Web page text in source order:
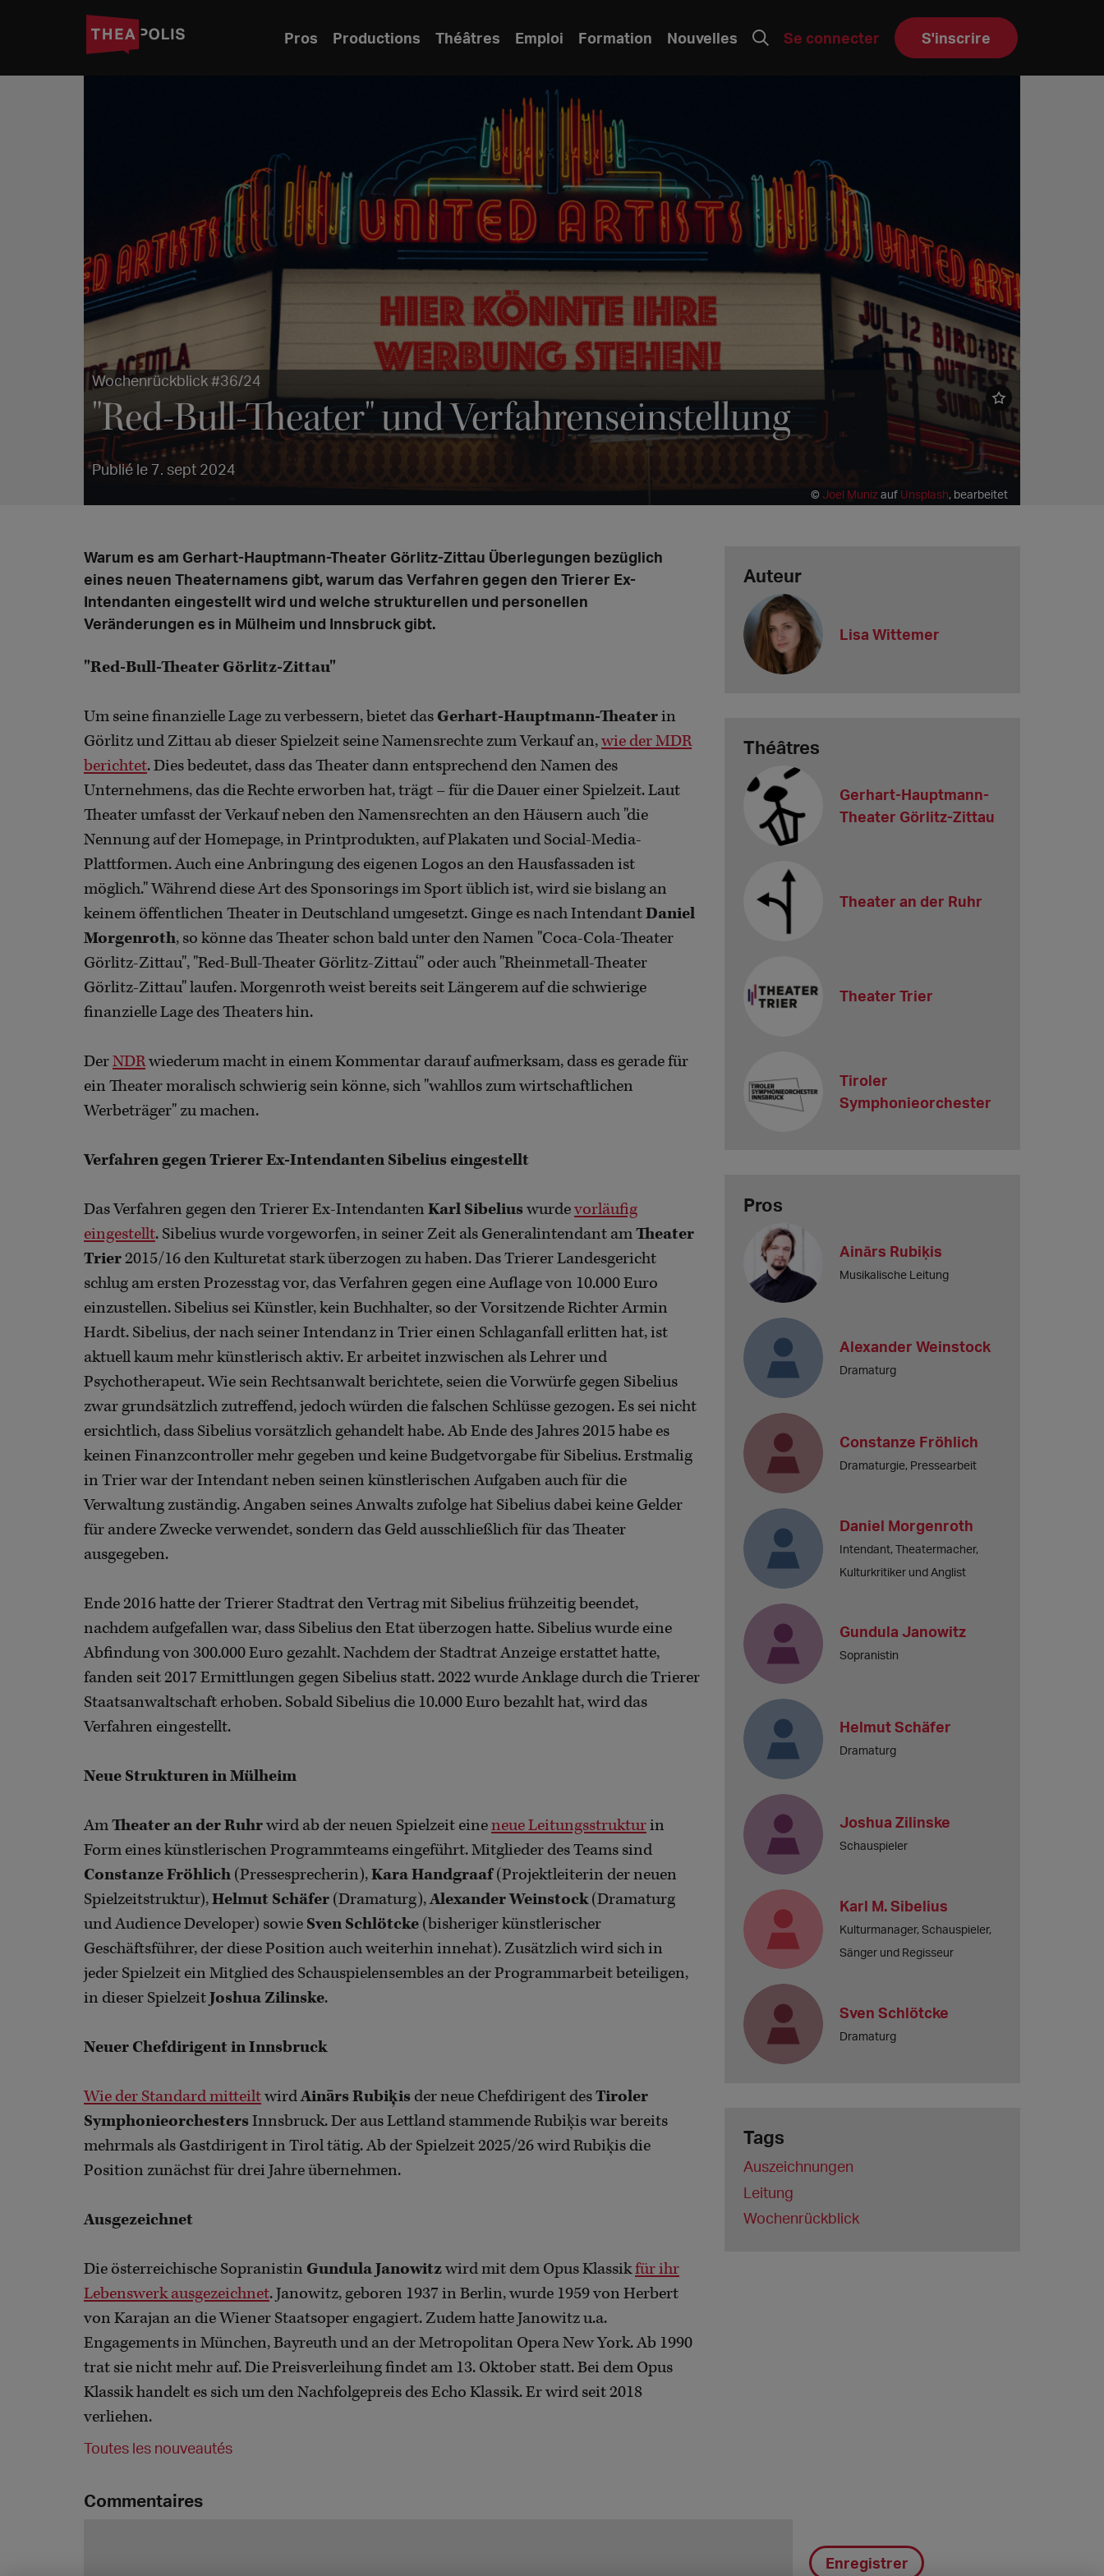
Pros Productions Théâtres Emploi Formation Nouvelles Se connecter S'inscrire
Wochenrückblick #36/24
"Red-Bull-Theater" und Verfahrenseinstellung
Publié le 7. sept 2024
© Joel Muniz auf Unsplash, bearbeitet
Warum es am Gerhart-Hauptmann-Theater Görlitz-Zittau Überlegungen bezüglich
eines neuen Theaternamens gibt, warum das Verfahren gegen den Trierer Ex-
Intendanten eingestellt wird und welche strukturellen und personellen
Veränderungen es in Mülheim und Innsbruck gibt.
"Red-Bull-Theater Görlitz-Zittau"
Um seine finanzielle Lage zu verbessern, bietet das Gerhart-Hauptmann-Theaterin
Görlitz und Zittau ab dieser Spielzeit seine Namensrechte zum Verkauf an,wie der MDR
berichtet. Dies bedeutet, dass das Theater dann entsprechend den Namen des
Unternehmens, das die Rechte erworben hat, trägt – für die Dauer einer Spielzeit. Laut
Theater umfasst der Verkauf neben den Namensrechten an den Häusern auch "die
Nennung auf der Homepage, in Printprodukten, auf Plakaten und Social-Media-
Plattformen. Auch eine Anbringung des eigenen Logos an den Hausfassaden ist
möglich." Während diese Art des Sponsorings im Sport üblich ist, wird sie bislang an
keinem öffentlichen Theater in Deutschland umgesetzt. Ginge es nach IntendantDaniel
Morgenroth, so könne das Theater schon bald unter den Namen "Coca-Cola-Theater
Görlitz-Zittau", "Red-Bull-Theater Görlitz-Zittau‘" oder auch "Rheinmetall-Theater
Görlitz-Zittau" laufen. Morgenroth weist bereits seit Längerem auf die schwierige
finanzielle Lage des Theaters hin.
DerNDRwiederum macht in einem Kommentar darauf aufmerksam, dass es gerade für
ein Theater moralisch schwierig sein könne, sich "wahllos zum wirtschaftlichen
Werbeträger" zu machen.
Verfahren gegen Trierer Ex-Intendanten Sibelius eingestellt
Das Verfahren gegen den Trierer Ex-Intendanten Karl Sibeliuswurdevorläufig
eingestellt. Sibelius wurde vorgeworfen, in seiner Zeit als Generalintendant amTheater
Trier2015/16 den Kulturetat stark überzogen zu haben. Das Trierer Landesgericht
schlug am ersten Prozesstag vor, das Verfahren gegen eine Auflage von 10.000 Euro
einzustellen. Sibelius sei Künstler, kein Buchhalter, so der Vorsitzende Richter Armin
Hardt. Sibelius, der nach seiner Intendanz in Trier einen Schlaganfall erlitten hat, ist
aktuell kaum mehr künstlerisch aktiv. Er arbeitet inzwischen als Lehrer und
Psychotherapeut. Wie sein Rechtsanwalt berichtete, seien die Vorwürfe gegen Sibelius
zwar grundsätzlich zutreffend, jedoch würden die falschen Schlüsse gezogen. Es sei nicht
ersichtlich, dass Sibelius vorsätzlich gehandelt habe. Ab Ende des Jahres 2015 habe es
keinen Finanzcontroller mehr gegeben und keine Budgetvorgabe für Sibelius. Erstmalig
in Trier war der Intendant neben seinen künstlerischen Aufgaben auch für die
Verwaltung zuständig. Angaben seines Anwalts zufolge hat Sibelius dabei keine Gelder
für andere Zwecke verwendet, sondern das Geld ausschließlich für das Theater
ausgegeben.
Ende 2016 hatte der Trierer Stadtrat den Vertrag mit Sibelius frühzeitig beendet,
nachdem aufgefallen war, dass Sibelius den Etat überzogen hatte. Sibelius wurde eine
Abfindung von 300.000 Euro gezahlt. Nachdem der Stadtrat Anzeige erstattet hatte,
fanden seit 2017 Ermittlungen gegen Sibelius statt. 2022 wurde Anklage durch die Trierer
Staatsanwaltschaft erhoben. Sobald Sibelius die 10.000 Euro bezahlt hat, wird das
Verfahren eingestellt.
Neue Strukturen in Mülheim
AmTheater an der Ruhrwird ab der neuen Spielzeit eineneue Leitungsstrukturin
Form eines künstlerischen Programmteams eingeführt. Mitglieder des Teams sind
Constanze Fröhlich (Pressesprecherin),Kara Handgraaf(Projektleiterin der neuen
Spielzeitstruktur),Helmut Schäfer (Dramaturg),Alexander Weinstock(Dramaturg
und Audience Developer) sowie Sven Schlötcke (bisheriger künstlerischer
Geschäftsführer, der diese Position auch weiterhin innehat). Zusätzlich wird sich in
jeder Spielzeit ein Mitglied des Schauspielensembles an der Programmarbeit beteiligen,
in dieser SpielzeitJoshua Zilinske.
Neuer Chefdirigent in Innsbruck
Wie der Standard mitteiltwirdAinārs Rubiķis der neue Chefdirigent desTiroler
SymphonieorchestersInnsbruck. Der aus Lettland stammende Rubiķis war bereits
mehrmals als Gastdirigent in Tirol tätig. Ab der Spielzeit 2025/26 wird Rubiķis die
Position zunächst für drei Jahre übernehmen.
Ausgezeichnet
Die österreichische Sopranistin Gundula Janowitzwird mit dem Opus Klassikfür ihr
Lebenswerk ausgezeichnet. Janowitz, geboren 1937 in Berlin, wurde 1959 von Herbert
von Karajan an die Wiener Staatsoper engagiert. Zudem hatte Janowitz u.a.
Engagements in München, Bayreuth und an der Metropolitan Opera New York. Ab 1990
trat sie nicht mehr auf. Die Preisverleihung findet am 13. Oktober statt. Bei dem Opus
Klassik handelt es sich um den Nachfolgepreis des Echo Klassik. Er wird seit 2018
verliehen.
Toutes les nouveautés
Auteur
Lisa Wittemer
Théâtres
Gerhart-Hauptmann-
Theater Görlitz-Zittau
Theater an der Ruhr
Theater Trier
Tiroler
Symphonieorchester
Pros
Ainārs Rubiķis
Musikalische Leitung
Alexander Weinstock
Dramaturg
Constanze Fröhlich
Dramaturgie, Pressearbeit
Daniel Morgenroth
Intendant, Theatermacher,
Kulturkritiker und Anglist
Gundula Janowitz
Sopranistin
Helmut Schäfer
Dramaturg
Joshua Zilinske
Schauspieler
Karl M. Sibelius
Kulturmanager, Schauspieler,
Sänger und Regisseur
Sven Schlötcke
Dramaturg
Tags
Auszeichnungen
Leitung
Wochenrückblick
Commentaires
Enregistrer